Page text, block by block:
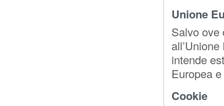
Unione
Salvo ove
intende
Europea
Cookie